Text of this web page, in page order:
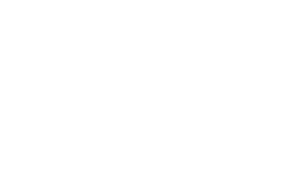
與各界緊密合作，與政府、業界及學術